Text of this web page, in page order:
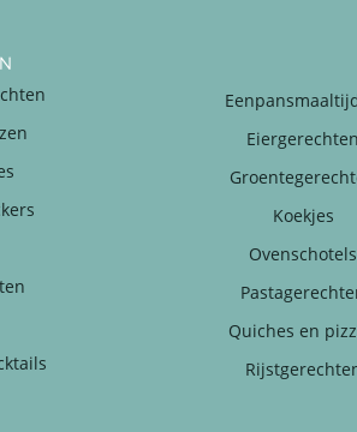
Eiergerechten
Koekjes
Ovenschotels
Quiches en